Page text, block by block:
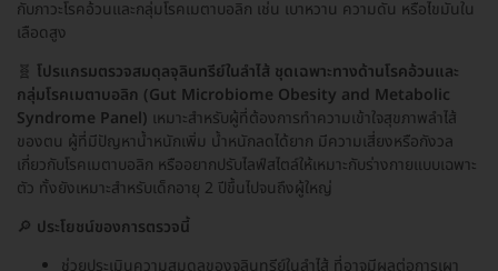
กับภาวะโรคอ้วนและกลุ่มโรคเมตาบอลิก เช่น เบาหวาน ความดัน หรือไขมันใน
เลือดสูง
🧬 โปรแกรมตรวจสมดุลจุลินทรีย์ในลำไส้ ชุดเฉพาะทางด้านโรคอ้วนและ
กลุ่มโรคเมตาบอลิก (Gut Microbiome Obesity and Metabolic
Syndrome Panel) เหมาะสำหรับผู้ที่ต้องการทำความเข้าใจสุขภาพลำไส้
ของตน ผู้ที่มีปัญหาน้ำหนักเพิ่ม น้ำหนักลดได้ยาก มีความเสี่ยงหรือกังวล
เกี่ยวกับโรคเมตาบอลิก หรืออยากปรับไลฟ์สไตล์ให้เหมาะกับร่างกายแบบเฉพาะ
ตัว ทั้งยังเหมาะสำหรับเด็กอายุ 2 ปีขึ้นไปจนถึงผู้ใหญ่
🔎 ประโยชน์ของการตรวจนี้
ช่วยประเมินความสมดุลของจุลินทรีย์ในลำไส้ ที่อาจมีผลต่อการเผา